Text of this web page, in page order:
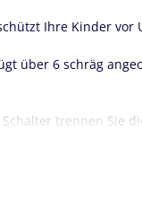
Ihre Kinder vor
über 6 schräg
trennen Sie